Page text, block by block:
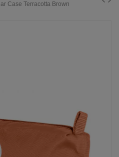
Case Terracotta Brown